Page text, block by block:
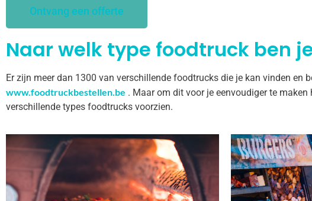
Ontvang een offerte
Naar welk type foodtruck ben
Er zijn meer dan 1300 van verschillende foodtrucks die je kan vinden en
www.foodtruckbestellen.be . Maar om dit voor je eenvoudiger te maken
verschillende types foodtrucks voorzien.